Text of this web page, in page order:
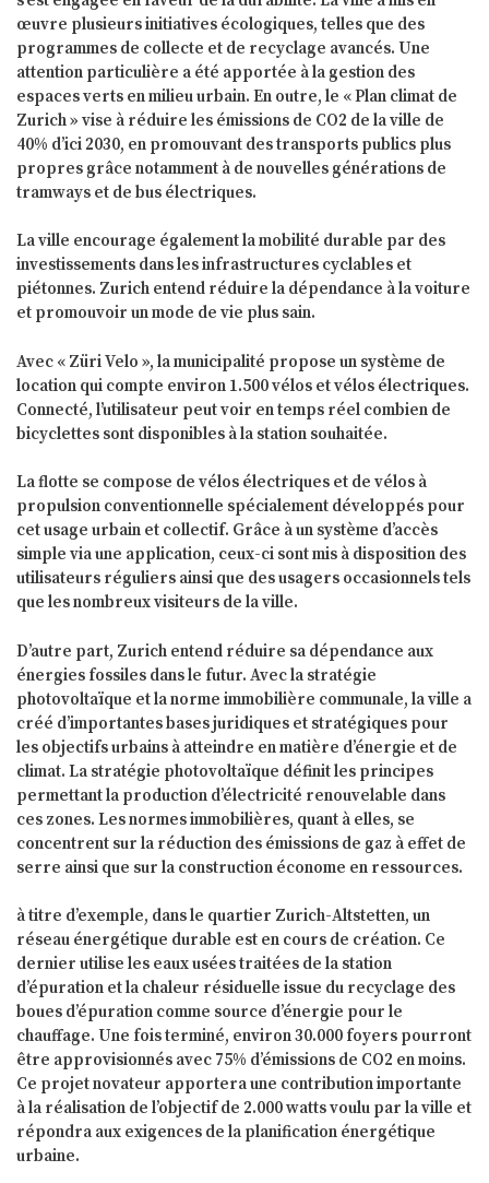
œuvre plusieurs initiatives écologiques, telles que des
programmes de collecte et de recyclage avancés. Une
attention particulière a été apportée à la gestion des
espaces verts en milieu urbain. En outre, le « Plan climat de
Zurich » vise à réduire les émissions de CO2 de la ville de
40% d’ici 2030, en promouvant des transports publics plus
propres grâce notamment à de nouvelles générations de
tramways et de bus électriques.
La ville encourage également la mobilité durable par des
investissements dans les infrastructures cyclables et
piétonnes. Zurich entend réduire la dépendance à la voiture
et promouvoir un mode de vie plus sain.
Avec « Züri Velo », la municipalité propose un système de
location qui compte environ 1.500 vélos et vélos électriques.
Connecté, l’utilisateur peut voir en temps réel combien de
bicyclettes sont disponibles à la station souhaitée.
La flotte se compose de vélos électriques et de vélos à
propulsion conventionnelle spécialement développés pour
cet usage urbain et collectif. Grâce à un système d’accès
simple via une application, ceux-ci sont mis à disposition des
utilisateurs réguliers ainsi que des usagers occasionnels tels
que les nombreux visiteurs de la ville.
D’autre part, Zurich entend réduire sa dépendance aux
énergies fossiles dans le futur. Avec la stratégie
photovoltaïque et la norme immobilière communale, la ville a
créé d’importantes bases juridiques et stratégiques pour
les objectifs urbains à atteindre en matière d’énergie et de
climat. La stratégie photovoltaïque définit les principes
permettant la production d’électricité renouvelable dans
ces zones. Les normes immobilières, quant à elles, se
concentrent sur la réduction des émissions de gaz à effet de
serre ainsi que sur la construction économe en ressources.
à titre d’exemple, dans le quartier Zurich-Altstetten, un
réseau énergétique durable est en cours de création. Ce
dernier utilise les eaux usées traitées de la station
d’épuration et la chaleur résiduelle issue du recyclage des
boues d’épuration comme source d’énergie pour le
chauffage. Une fois terminé, environ 30.000 foyers pourront
être approvisionnés avec 75% d’émissions de CO2 en moins.
Ce projet novateur apportera une contribution importante
à la réalisation de l’objectif de 2.000 watts voulu par la ville et
répondra aux exigences de la planification énergétique
urbaine.